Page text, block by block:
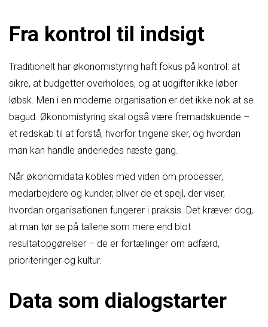
Fra kontrol til indsigt
Traditionelt har økonomistyring haft fokus på kontrol: at
sikre, at budgetter overholdes, og at udgifter ikke løber
løbsk. Men i en moderne organisation er det ikke nok at se
bagud. Økonomistyring skal også være fremadskuende –
et redskab til at forstå, hvorfor tingene sker, og hvordan
man kan handle anderledes næste gang.
Når økonomidata kobles med viden om processer,
medarbejdere og kunder, bliver de et spejl, der viser,
hvordan organisationen fungerer i praksis. Det kræver dog,
at man tør se på tallene som mere end blot
resultatopgørelser – de er fortællinger om adfærd,
prioriteringer og kultur.
Data som dialogstarter